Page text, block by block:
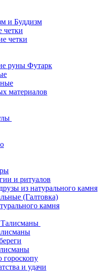
и Буддизм
четки
четки
руны Футарк
материалов
и ритуалов
из натурального камня
(Галтовка)
камня
и удачи